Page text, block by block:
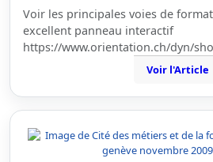
Voir les principales voies de
excellent panneau interactif
https://www.orientation.ch/dyn/
Voir l'Article